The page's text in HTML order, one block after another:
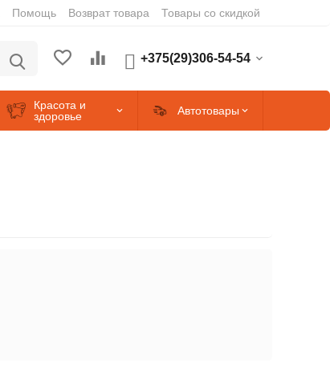
Помощь Возврат товара Товары со скидкой
+375(29)306-54-54
Красота и
здоровье
Автотовары